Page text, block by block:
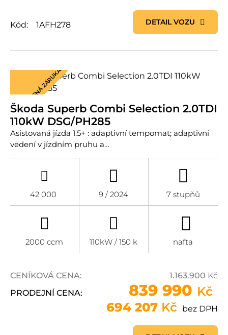
Kód: 1AFH278 DETAIL VOZU
PRODLOUŽENÁ ZÁRUKA
Škoda Superb Combi Selection 2.0TDI
110kW DSG/PH285
Asistovaná jízda 1.5+ : adaptivní tempomat; adaptivní
vedení v jízdním pruhu a…
42 000 9 / 2024 7 stupňů
2000 ccm 110kW / 150 k nafta
CENÍKOVÁ CENA: 1.163.900 Kč
PRODEJNÍ CENA:
839 990 Kč
694 207 Kč bez DPH